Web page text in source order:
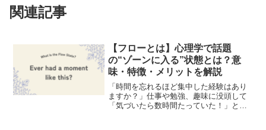
関連記事
【フローとは】心理学で話題
の“ゾーンに入る”状態とは？意
味・特徴・メリットを解説
「時間を忘れるほど集中した経験はあり
ますか？」仕事や勉強、趣味に没頭して
「気づいたら数時間たっていた！」とい